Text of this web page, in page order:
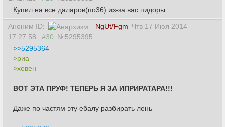
Купил на все даларов(по36) из-за вас пидоры
Аноним ID: NgUt/Fgm Чтв 17 Июл 2014
17:27:58
#30 №5295395
>>5295364
>риа
>хевен
ВОТ ЭТА ПРУФ! ТЕПЕРЬ Я ЗА ИПРИРАТАРА!!!
Даже по частям эту ебалу разбирать лень